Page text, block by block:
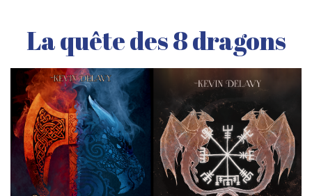
La quête des 8 dragons